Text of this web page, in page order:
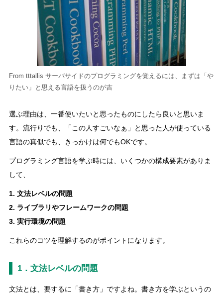
From tttallis サーバサイドのプログラミングを覚えるには、まずは「や
りたい」と思える言語を扱うのが吉
選ぶ理由は、一番使いたいと思ったものにしたら良いと思いま
す。流行りでも、「この人すごいなぁ」と思った人が使っている
言語の真似でも、きっかけは何でもOKです。
プログラミング言語を学ぶ時には、いくつかの構成要素がありま
して、
1. 文法レベルの問題
2. ライブラリやフレームワークの問題
3. 実行環境の問題
これらのコツを理解するのがポイントになります。
1．文法レベルの問題
文法とは、要するに「書き方」ですよね。書き方を学ぶというの